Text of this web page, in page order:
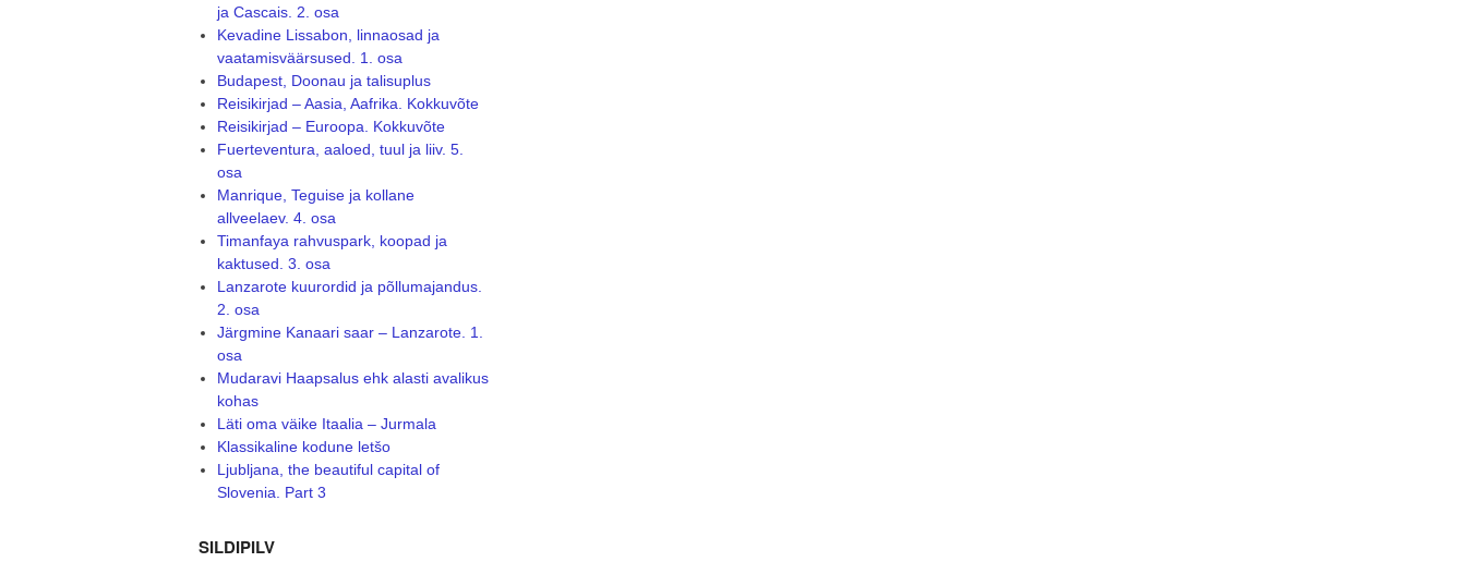
ja Cascais. 2. osa
Kevadine Lissabon, linnaosad ja
vaatamisväärsused. 1. osa
Budapest, Doonau ja talisuplus
Reisikirjad – Aasia, Aafrika. Kokkuvõte
Reisikirjad – Euroopa. Kokkuvõte
Fuerteventura, aaloed, tuul ja liiv. 5.
osa
Manrique, Teguise ja kollane
allveelaev. 4. osa
Timanfaya rahvuspark, koopad ja
kaktused. 3. osa
Lanzarote kuurordid ja põllumajandus.
2. osa
Järgmine Kanaari saar – Lanzarote. 1.
osa
Mudaravi Haapsalus ehk alasti avalikus
kohas
Läti oma väike Itaalia – Jurmala
Klassikaline kodune letšo
Ljubljana, the beautiful capital of
Slovenia. Part 3
SILDIPILV